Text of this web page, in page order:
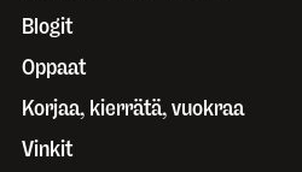
Blogit
Oppaat
Korjaa, kierrätä, vuokraa
Vinkit